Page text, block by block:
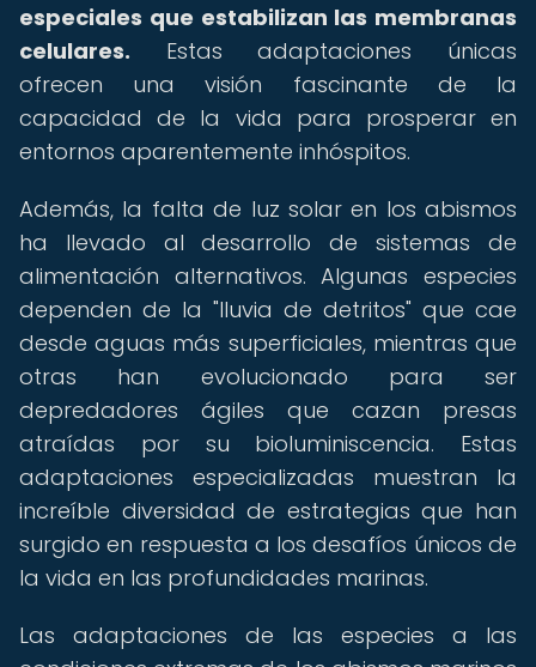
especiales que estabilizan las membranas
celulares. Estas adaptaciones únicas
ofrecen una visión fascinante de la
capacidad de la vida para prosperar en
entornos aparentemente inhóspitos.
Además, la falta de luz solar en los abismos
ha llevado al desarrollo de sistemas de
alimentación alternativos. Algunas especies
dependen de la "lluvia de detritos" que cae
desde aguas más superficiales, mientras que
otras han evolucionado para ser
depredadores ágiles que cazan presas
atraídas por su bioluminiscencia. Estas
adaptaciones especializadas muestran la
increíble diversidad de estrategias que han
surgido en respuesta a los desafíos únicos de
la vida en las profundidades marinas.
Las adaptaciones de las especies a las